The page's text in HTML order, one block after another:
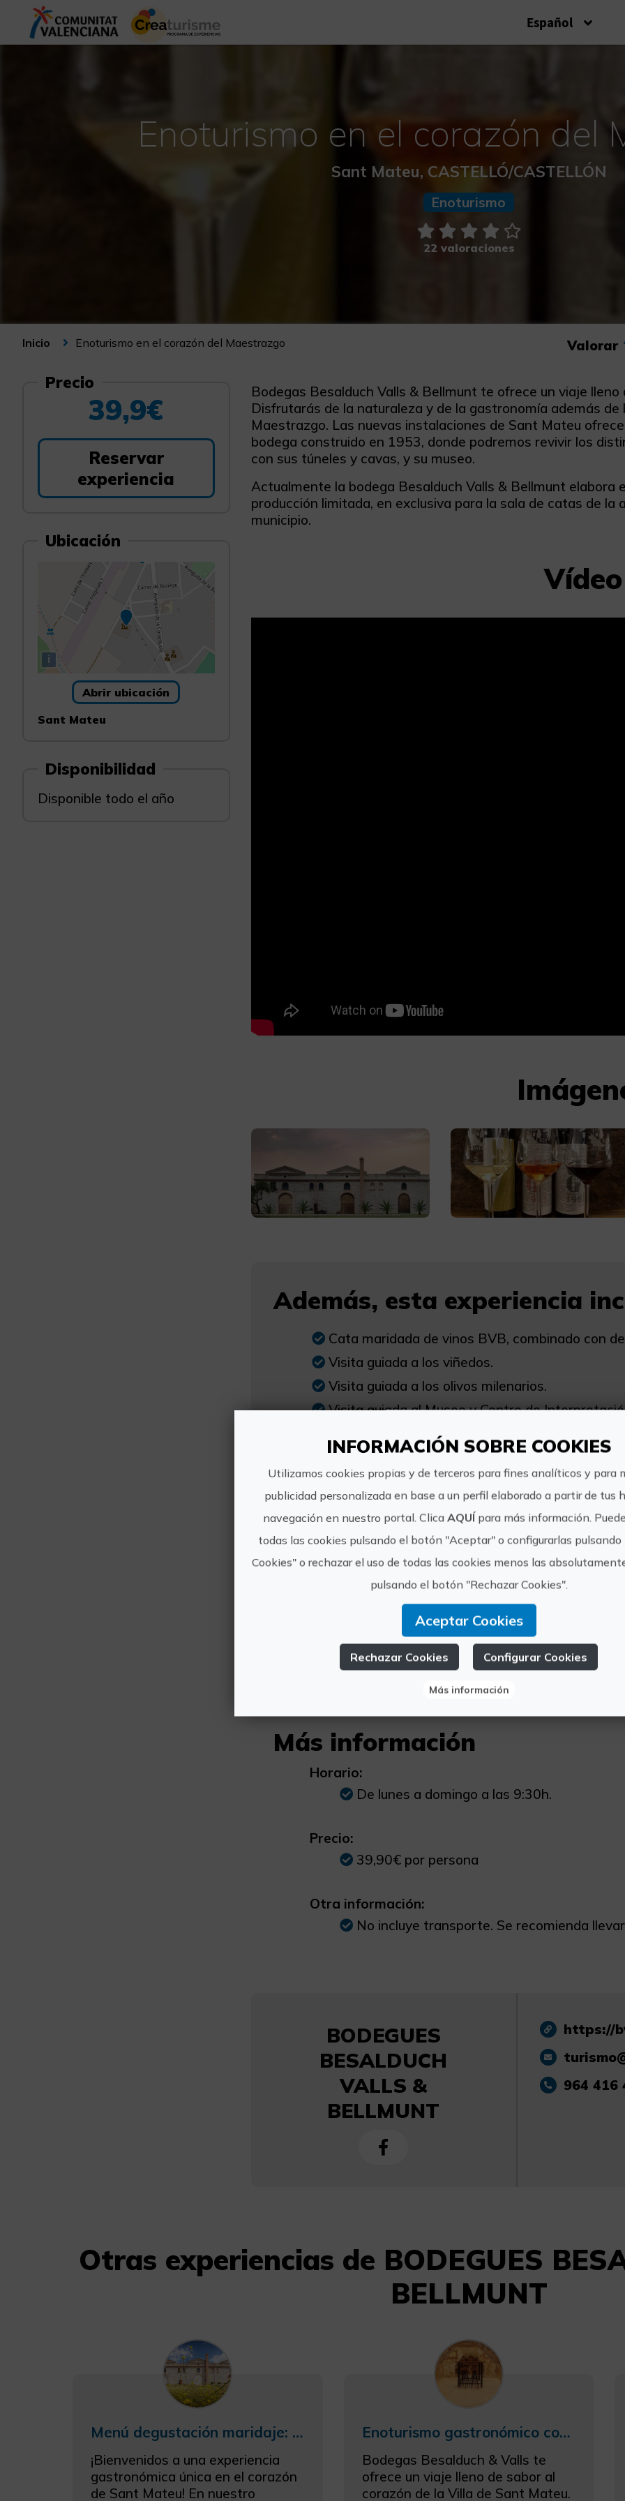
Español
Enoturismo en el corazón del
Sant Mateu, CASTELLÓ/CASTELLÓN
Enoturismo
22 valoraciones
Valorar
Inicio Enoturismo en el corazón del Maestrazgo
Precio
39,9€
Reservar
experiencia
Ubicación
i
Abrir ubicación
Sant Mateu
Disponibilidad
Disponible todo el año
Bodegas Besalduch Valls & Bellmunt te ofrece un viaje
Disfrutarás de la naturaleza y de la gastronomía además
Maestrazgo. Las nuevas instalaciones de Sant Mateu
bodega construido en 1953, donde podremos revivir los
con sus túneles y cavas, y su museo.
Actualmente la bodega Besalduch Valls & Bellmunt elabora
producción limitada, en exclusiva para la sala de catas de
municipio.
Vídeo
Además, esta experiencia
Cata maridada de vinos BVB, combinado con
Visita guiada a los viñedos.
Visita guiada a los olivos milenarios.
Visita guiada al Museo y Centro de
Visita guiada a la Nave de Elaboración del Vino.
Visita guiada al Museo y Centro de
Visita guiada a las cavas subterráneas y el Club
Visita guiada a la sala subterránea de
Visita guiada a las salas subterráneas de
Visita guiada a la zona de damajuanas para
Visita guiada al Jardín de Dionís y Baccus.
Más información
Horario:
De lunes a domingo a las 9:30h.
Precio:
39,90€ por persona
Otra información:
No incluye transporte. Se recomienda
BODEGUES
BESALDUCH
VALLS &
BELLMUNT
https://
964 416
Otras experiencias de BODEGUES
BELLMUNT
Menú degustación maridaje: experiencias y emociones
¡Bienvenidos a una experiencia
gastronómica única en el corazón
de Sant Mateu! En nuestro
Enoturismo gastronómico con realidad aumentada
Bodegas Besalduch & Valls te
ofrece un viaje lleno de sabor al
corazón de la Villa de Sant Mateu.
INFORMACIÓN SOBRE COOKIES
Utilizamos cookies propias y de terceros para fines analíticos y para
publicidad personalizada en base a un perfil elaborado a partir de tus
navegación en nuestro portal. Clica AQUÍ para más información.
todas las cookies pulsando el botón "Aceptar" o configurarlas pulsando
Cookies" o rechazar el uso de todas las cookies menos las
pulsando el botón "Rechazar Cookies".
Aceptar Cookies
Rechazar Cookies Configurar Cookies
Más información